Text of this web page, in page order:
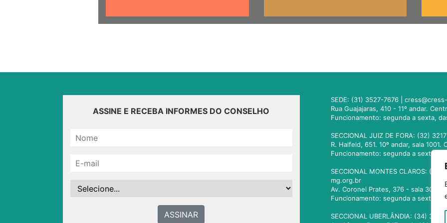
ASSINE E RECEBA INFORMES DO CONSELHO
ASSINAR
SEDE: (31) 3527-7676 |
Rua Guajajaras, 410 - 11º andar.
Funcionamento: segunda a sexta,
SECCIONAL JUIZ DE FORA: (32)
R. Halfeld, 651. 10º andar, sala
Funcionamento: segunda a sexta,
SECCIONAL MONTES CLAROS:
mg.org.br
Av. Coronel Prates, 376 - sala 301.
Funcionamento: segunda a sexta,
SECCIONAL UBERLÂNDIA: (34)